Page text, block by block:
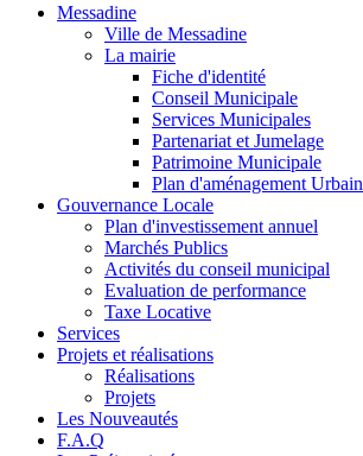
Messadine
Ville de Messadine
La mairie
Fiche d'identité
Conseil Municipale
Services Municipales
Partenariat et Jumelage
Patrimoine Municipale
Plan d'aménagement Urbain
Gouvernance Locale
Plan d'investissement annuel
Marchés Publics
Activités du conseil municipal
Evaluation de performance
Taxe Locative
Services
Projets et réalisations
Réalisations
Projets
Les Nouveautés
F.A.Q